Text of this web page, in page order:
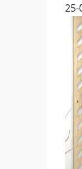
25-